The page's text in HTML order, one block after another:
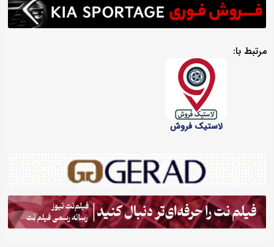
مرتبط با:
لاستیک فروش